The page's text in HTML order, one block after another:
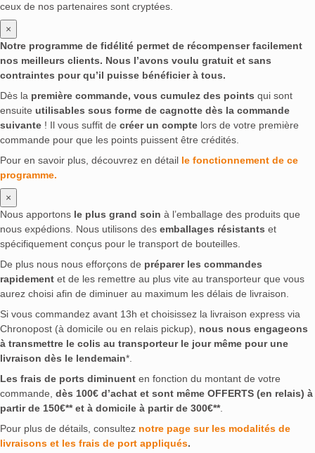
ceux de nos partenaires sont cryptées.
×
Notre programme de fidélité permet de récompenser facilement
nos meilleurs clients. Nous l’avons voulu gratuit et sans
contraintes pour qu’il puisse bénéficier à tous.
Dès la première commande, vous cumulez des points qui sont
ensuite utilisables sous forme de cagnotte dès la commande
suivante ! Il vous suffit de créer un compte lors de votre première
commande pour que les points puissent être crédités.
Pour en savoir plus, découvrez en détail le fonctionnement de ce
programme.
×
Nous apportons le plus grand soin à l’emballage des produits que
nous expédions. Nous utilisons des emballages résistants et
spécifiquement conçus pour le transport de bouteilles.
De plus nous nous efforçons de préparer les commandes
rapidement et de les remettre au plus vite au transporteur que vous
aurez choisi afin de diminuer au maximum les délais de livraison.
Si vous commandez avant 13h et choisissez la livraison express via
Chronopost (à domicile ou en relais pickup), nous nous engageons
à transmettre le colis au transporteur le jour même pour une
livraison dès le lendemain*.
Les frais de ports diminuent en fonction du montant de votre
commande, dès 100€ d’achat et sont même OFFERTS (en relais) à
partir de 150€** et à domicile à partir de 300€**.
Pour plus de détails, consultez notre page sur les modalités de
livraisons et les frais de port appliqués.